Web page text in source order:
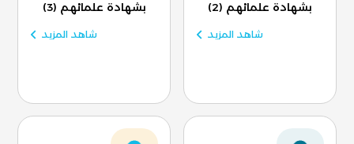
بشهادة علمائهم (2)
شاهد المزيد
بشهادة علمائهم (3)
شاهد المزيد